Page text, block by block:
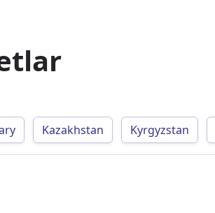
Kazakhstan Kyrgyzstan